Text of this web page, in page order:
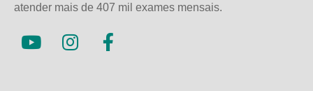
atender mais de 407 mil exames mensais.